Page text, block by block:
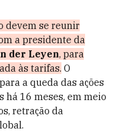
devem se reunir
a presidente da
der Leyen, para
às tarifas. O
a queda das ações
há 16 meses, em meio
retração da